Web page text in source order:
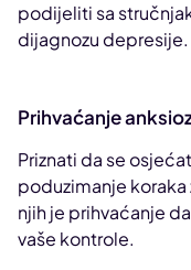
podijeliti sa
dijagnozu depresije.
Prihvaćanje
Priznati da se
poduzimanje koraka
njih je prihvaćanje
vaše kontrole.